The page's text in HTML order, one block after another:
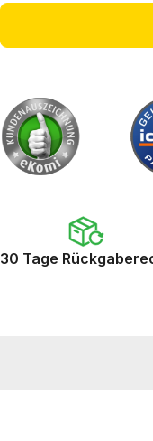
30 Tage